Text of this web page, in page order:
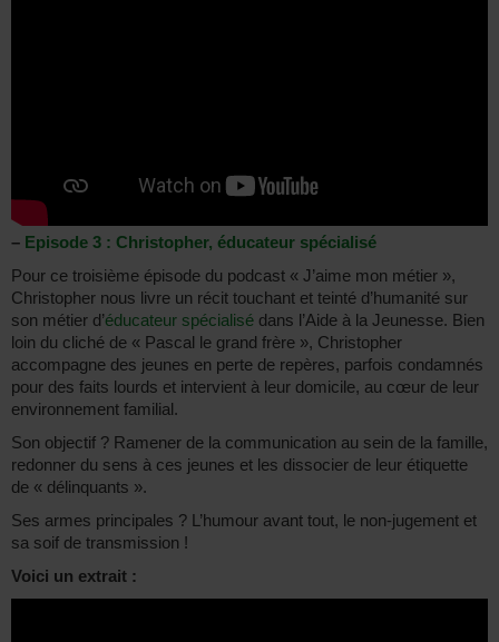
– Episode 3 : Christopher, éducateur spécialisé
Pour ce troisième épisode du podcast « J’aime mon métier »,
Christopher nous livre un récit touchant et teinté d’humanité sur
son métier d’éducateur spécialisé dans l’Aide à la Jeunesse. Bien
loin du cliché de « Pascal le grand frère », Christopher
accompagne des jeunes en perte de repères, parfois condamnés
pour des faits lourds et intervient à leur domicile, au cœur de leur
environnement familial.
Son objectif ? Ramener de la communication au sein de la famille,
redonner du sens à ces jeunes et les dissocier de leur étiquette
de « délinquants ».
Ses armes principales ? L’humour avant tout, le non-jugement et
sa soif de transmission !
Voici un extrait :